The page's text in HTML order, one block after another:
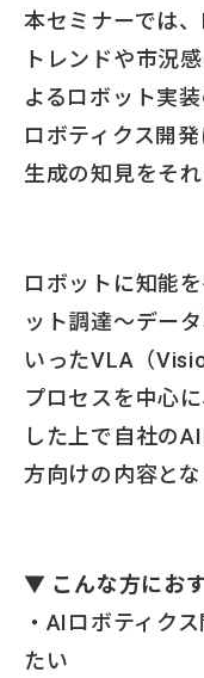
本セミナーでは
トレンドや市況
よるロボット実
ロボティクス開
生成の知見をそれ
ロボットに知能
ット調達〜デー
いったVLA（
プロセスを中心
した上で自社の
方向けの内容とな
▼ こんな方にお
・AIロボティク
たい